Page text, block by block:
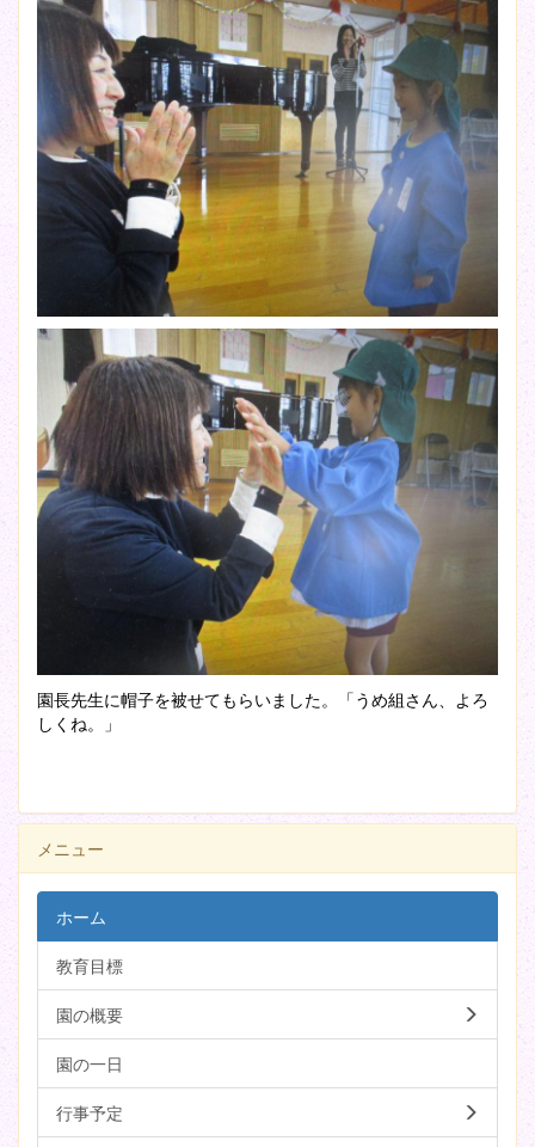
園長先生に帽子を被せてもらいました。「うめ組さん、よろ
しくね。」
メニュー
ホーム
教育目標
園の概要
園の一日
行事予定